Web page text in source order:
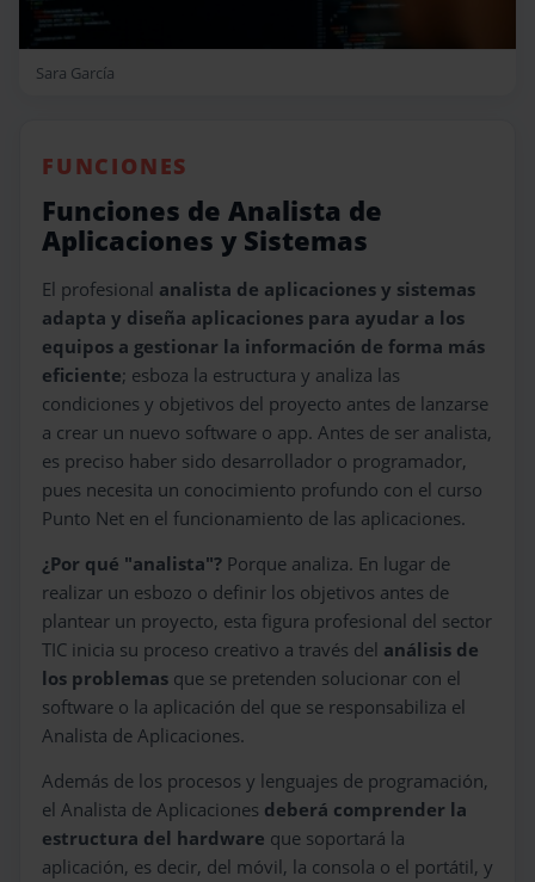
Sara García
FUNCIONES
Funciones de Analista de
Aplicaciones y Sistemas
El profesional analista de aplicaciones y sistemas
adapta y diseña aplicaciones para ayudar a los
equipos a gestionar la información de forma más
eficiente; esboza la estructura y analiza las
condiciones y objetivos del proyecto antes de lanzarse
a crear un nuevo software o app. Antes de ser analista,
es preciso haber sido desarrollador o programador,
pues necesita un conocimiento profundo con el curso
Punto Net en el funcionamiento de las aplicaciones.
¿Por qué "analista"? Porque analiza. En lugar de
realizar un esbozo o definir los objetivos antes de
plantear un proyecto, esta figura profesional del sector
TIC inicia su proceso creativo a través del análisis de
los problemas que se pretenden solucionar con el
software o la aplicación del que se responsabiliza el
Analista de Aplicaciones.
Además de los procesos y lenguajes de programación,
el Analista de Aplicaciones deberá comprender la
estructura del hardware que soportará la
aplicación, es decir, del móvil, la consola o el portátil, y